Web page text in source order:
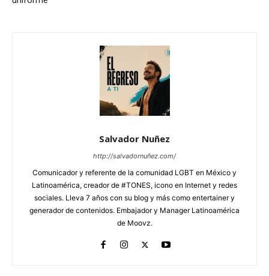
Salvador Nuñez
http://salvadornuñez.com/
Comunicador y referente de la comunidad LGBT en México y
Latinoamérica, creador de #TONES, icono en Internet y redes
sociales. Lleva 7 años con su blog y más como entertainer y
generador de contenidos. Embajador y Manager Latinoamérica
de Moovz.